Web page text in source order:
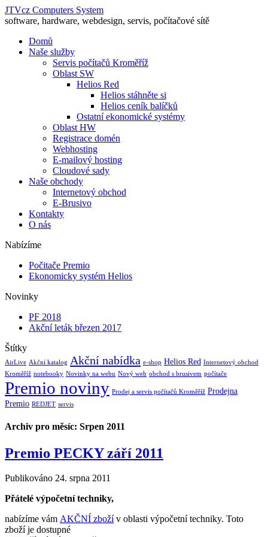
JTVcz Computers System
software, hardware, webdesign, servis, počítačové sítě
Domů
Naše služby
Servis počítačů Kroměříž
Oblast SW
Helios Red
Helios stáhněte si
Helios ceník balíčků
Ostatní ekonomické systémy
Oblast HW
Registrace domén
Webhosting
E-mailový hosting
Cloudové sady
Naše obchody
Internetový obchod
E-Brusivo
Kontakty
O nás
Nabízíme
Počitače Premio
Ekonomicky systém Helios
Novinky
PF 2018
Akční leták březen 2017
Štítky
AirLive Akční katalog Akční nabídka e-shop Helios Red Internetový obchod
Kroměříž notebooky Novinky na webu Nový web obchod s brusivem počítače
Premio noviny Prodej a servis počítačů Kroměříž Prodejna
Premio REDJET servis
Archiv pro měsíc: Srpen 2011
Premio PECKY září 2011
Publikováno 24. srpna 2011
Přátelé výpočetní techniky,
nabízíme vám AKČNÍ zbožív oblasti výpočetní techniky. Toto
zboží je dostupné